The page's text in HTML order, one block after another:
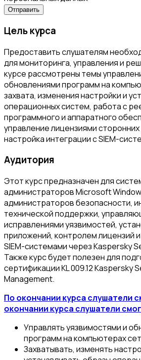
Цель курса
Предоставить слушателям
для мониторинга, управления и
курсе рассмотрены темы
обновлениями программ на
захвата, изменения настройки и
операционных систем, работа с
программного и аппаратного
управление лицензиями
настройка интеграции с SIEM-
Аудитория
Этот курс предназначен для
администраторов Microsoft
администраторов безопасности,
технической поддержки,
исправлениями уязвимостей,
приложений, контролем лицензий
SIEM-системами через Kaspersky
Также курс будет полезен для
сертификации KL 009.12 Kaspersky
Management.
По окончании курса слушатели
окончании курса слушатели
Управлять уязвимостями и
программ на компьютерах
Захватывать, изменять